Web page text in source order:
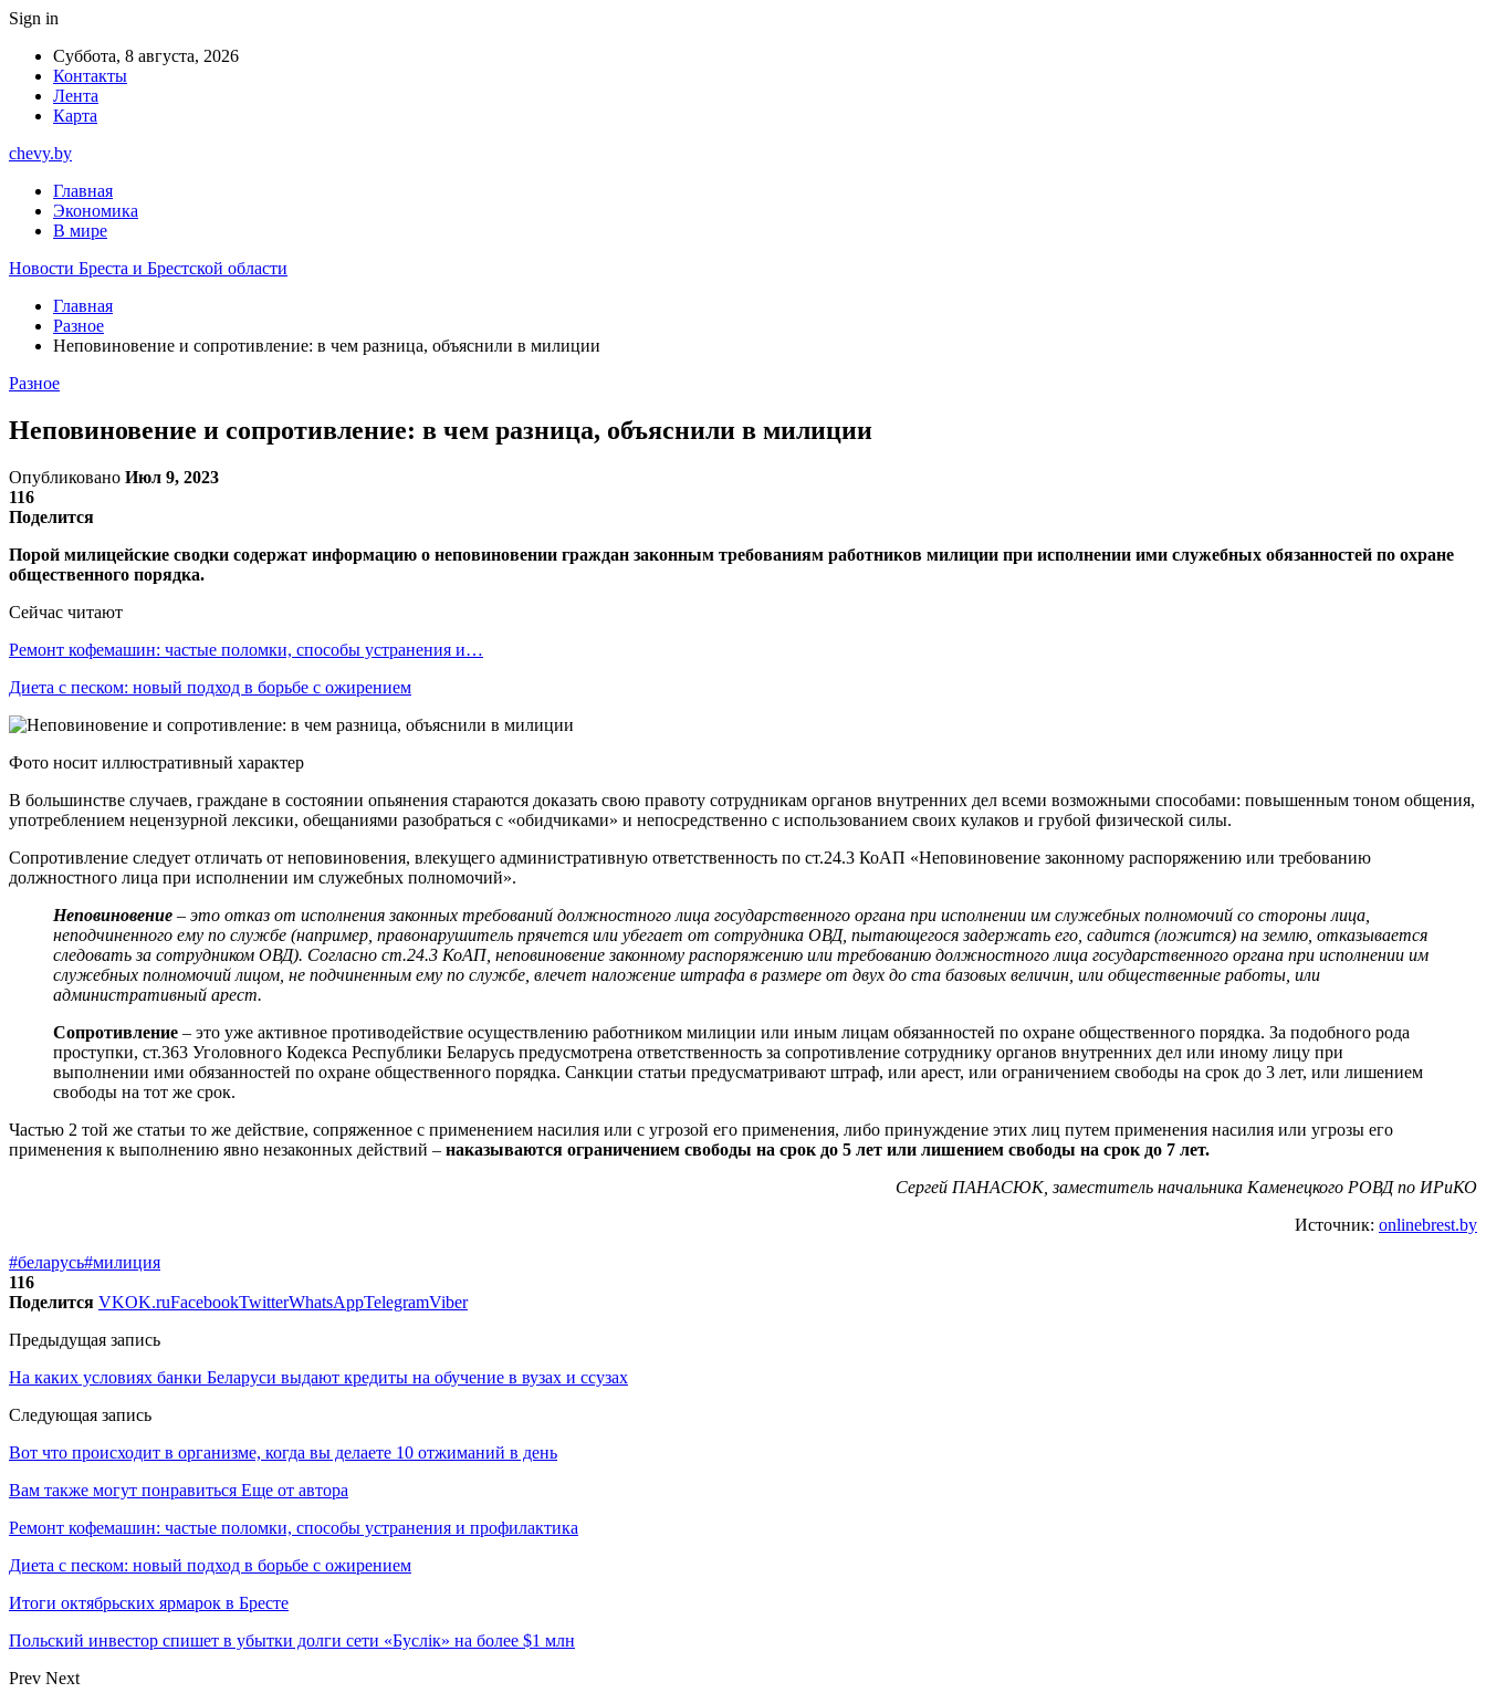
Sign in
Суббота, 8 августа, 2026
Контакты
Лента
Карта
chevy.by
Главная
Экономика
В мире
Новости Бреста и Брестской области
Главная
Разное
Неповиновение и сопротивление: в чем разница, объяснили в милиции
Разное
Неповиновение и сопротивление: в чем разница, объяснили в милиции
Опубликовано Июл 9, 2023
116
Поделится
Порой милицейские сводки содержат информацию о неповиновении граждан законным требованиям работников милиции при исполнении ими служебных обязанностей по охране
общественного порядка.
Сейчас читают
Ремонт кофемашин: частые поломки, способы устранения и…
Диета с песком: новый подход в борьбе с ожирением
Фото носит иллюстративный характер
В большинстве случаев, граждане в состоянии опьянения стараются доказать свою правоту сотрудникам органов внутренних дел всеми возможными способами: повышенным тоном общения,
употреблением нецензурной лексики, обещаниями разобраться с «обидчиками» и непосредственно с использованием своих кулаков и грубой физической силы.
Сопротивление следует отличать от неповиновения, влекущего административную ответственность по ст.24.3 КоАП «Неповиновение законному распоряжению или требованию
должностного лица при исполнении им служебных полномочий».
Неповиновение – это отказ от исполнения законных требований должностного лица государственного органа при исполнении им служебных полномочий со стороны лица,
неподчиненного ему по службе (например, правонарушитель прячется или убегает от сотрудника ОВД, пытающегося задержать его, садится (ложится) на землю, отказывается
следовать за сотрудником ОВД). Согласно ст.24.3 КоАП, неповиновение законному распоряжению или требованию должностного лица государственного органа при исполнении им
служебных полномочий лицом, не подчиненным ему по службе, влечет наложение штрафа в размере от двух до ста базовых величин, или общественные работы, или
административный арест.
Сопротивление – это уже активное противодействие осуществлению работником милиции или иным лицам обязанностей по охране общественного порядка. За подобного рода
проступки, ст.363 Уголовного Кодекса Республики Беларусь предусмотрена ответственность за сопротивление сотруднику органов внутренних дел или иному лицу при
выполнении ими обязанностей по охране общественного порядка. Санкции статьи предусматривают штраф, или арест, или ограничением свободы на срок до 3 лет, или лишением
свободы на тот же срок.
Частью 2 той же статьи то же действие, сопряженное с применением насилия или с угрозой его применения, либо принуждение этих лиц путем применения насилия или угрозы его
применения к выполнению явно незаконных действий – наказываются ограничением свободы на срок до 5 лет или лишением свободы на срок до 7 лет.
Сергей ПАНАСЮК, заместитель начальника Каменецкого РОВД по ИРиКО
Источник: onlinebrest.by
#беларусь#милиция
116
Поделится VKOK.ruFacebookTwitterWhatsAppTelegramViber
Предыдущая запись
На каких условиях банки Беларуси выдают кредиты на обучение в вузах и ссузах
Следующая запись
Вот что происходит в организме, когда вы делаете 10 отжиманий в день
Вам также могут понравиться Еще от автора
Ремонт кофемашин: частые поломки, способы устранения и профилактика
Диета с песком: новый подход в борьбе с ожирением
Итоги октябрьских ярмарок в Бресте
Польский инвестор спишет в убытки долги сети «Буслiк» на более $1 млн
Prev Next